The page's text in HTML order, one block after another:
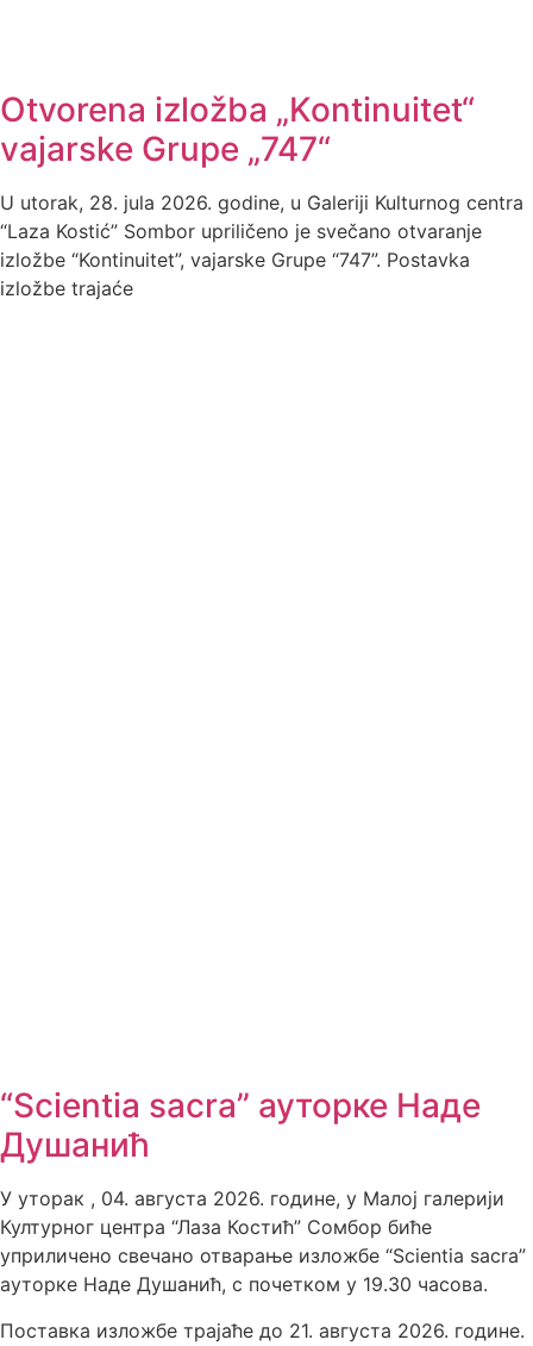
Otvorena izložba „Kontinuitet“
vajarske Grupe „747“
U utorak, 28. jula 2026. godine, u Galeriji Kulturnog centra
“Laza Kostić” Sombor upriličeno je svečano otvaranje
izložbe “Kontinuitet”, vajarske Grupe “747”. Postavka
izložbe trajaće
“Scientia sacra” ауторке Наде
Душанић
У уторак , 04. августа 2026. године, у Малој галерији
Културног центра “Лаза Костић” Сомбор биће
уприличено свечано отварање изложбе “Scientia sacra”
ауторке Наде Душанић, с почетком у 19.30 часова.
Поставка изложбе трајаће до 21. августа 2026. године.